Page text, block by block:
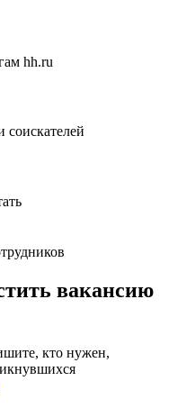
hh.ru
соискателей
вакансию
кто нужен,